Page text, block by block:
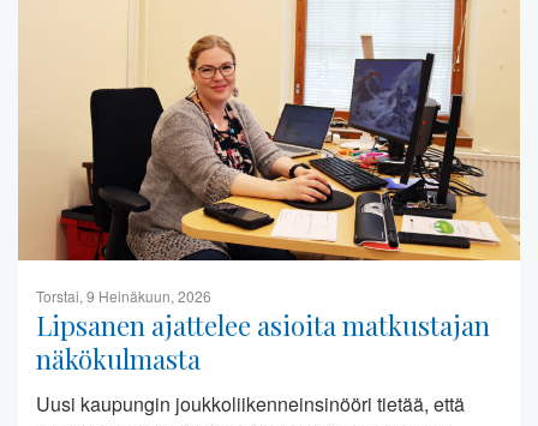
Torstai, 9 Heinäkuun, 2026
Lipsanen ajattelee asioita matkustajan
näkökulmasta
Uusi kaupungin joukkoliikenneinsinööri tietää, että